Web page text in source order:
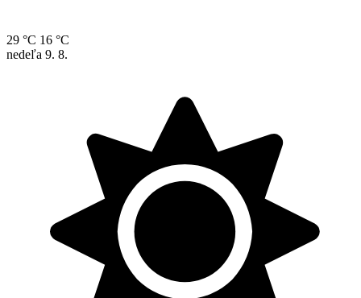
29 °C 16 °C
nedeľa 9. 8.